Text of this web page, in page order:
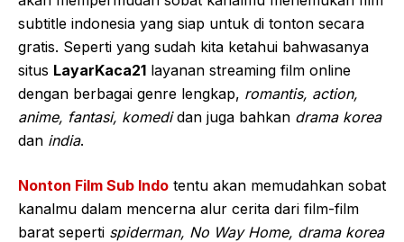
subtitle indonesia yang siap untuk di tonton secara
gratis. Seperti yang sudah kita ketahui bahwasanya
situs LayarKaca21 layanan streaming film online
dengan berbagai genre lengkap, romantis, action,
anime, fantasi, komedidan juga bahkan drama korea
dan india.
Nonton Film Sub Indo tentu akan memudahkan sobat
kanalmu dalam mencerna alur cerita dari film-film
barat seperti spiderman, No Way Home, drama korea